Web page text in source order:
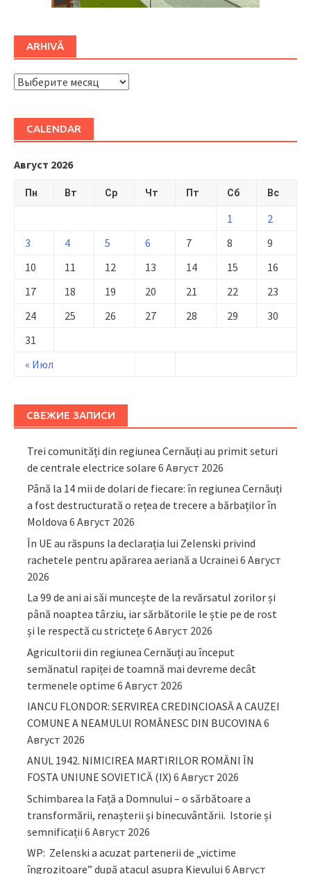
ARHIVĂ
ARHIVĂ
CALENDAR
Август 2026
Пн Вт Ср Чт Пт Сб Вс
« Июл
1
2
3
4 5 6 7 8
9
10
11 12 13 14 15
16
17
18 19 20 21 22
23
24
25 26 27 28 29
30
31
СВЕЖИЕ ЗАПИСИ
Trei comunități din regiunea Cernăuți au primit seturi
de centrale electrice solare 6 Август 2026
Până la 14 mii de dolari de fiecare: în regiunea Cernăuți
a fost destructurată o rețea de trecere a bărbaților în
Moldova 6 Август 2026
În UE au răspuns la declarația lui Zelenski privind
rachetele pentru apărarea aeriană a Ucrainei 6 Август
2026
La 99 de ani ai săi muncește de la revărsatul zorilor și
până noaptea târziu, iar sărbătorile le știe pe de rost
și le respectă cu strictețe 6 Август 2026
Agricultorii din regiunea Cernăuți au început
semănatul rapiței de toamnă mai devreme decât
termenele optime 6 Август 2026
IANCU FLONDOR: SERVIREA CREDINCIOASĂ A CAUZEI
COMUNE A NEAMULUI ROMÂNESC DIN BUCOVINA6
Август 2026
ANUL 1942. NIMICIREA MARTIRILOR ROMÂNI ÎN
FOSTA UNIUNE SOVIETICĂ (IX) 6 Август 2026
Schimbarea la Față a Domnului – o sărbătoare a
transformării, renașterii și binecuvântării. Istorie și
semnificații 6 Август 2026
WP: Zelenski a acuzat partenerii de „victime
îngrozitoare” după atacul asupra Kievului 6 Август